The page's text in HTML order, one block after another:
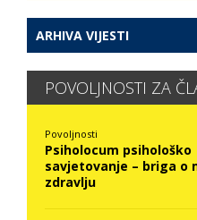
ARHIVA VIJESTI
POVOLJNOSTI ZA
Povoljnosti
Psiholocum psihološko
savjetovanje – briga o
zdravlju